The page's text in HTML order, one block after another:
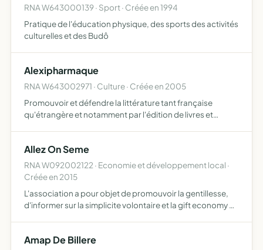
RNA W643000139 · Sport · Créée en 1994
Pratique de l'éducation physique, des sports des activités
culturelles et des Budô
Alexipharmaque
RNA W643002971 · Culture · Créée en 2005
Promouvoir et défendre la littérature tant française
qu'étrangère et notamment par l'édition de livres et
Allez On Seme
RNA W092002122 · Economie et développement local ·
Créée en 2015
L'association a pour objet de promouvoir la gentillesse,
d'informer sur la simplicite volontaire et la gift economy de
Amap De Billere